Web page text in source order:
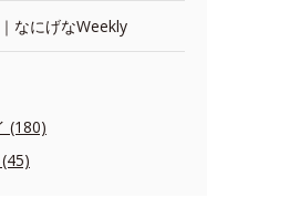
なにげなWeekly
(180)